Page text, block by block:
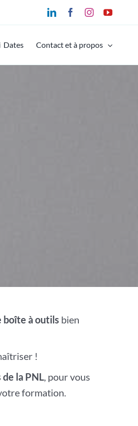
LinkedInFacebookInstagram
Dates Contact et à propos
boîte à outils bien
!
la PNL, pour vous
formation.